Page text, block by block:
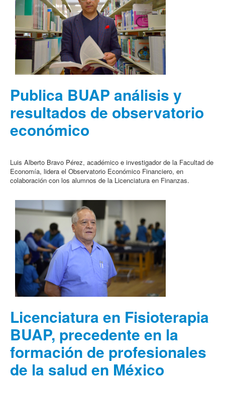
Publica BUAP análisis y
resultados de observatorio
económico
Luis Alberto Bravo Pérez, académico e investigador de la Facultad de
Economía, lidera el Observatorio Económico Financiero, en
colaboración con los alumnos de la Licenciatura en Finanzas.
Licenciatura en Fisioterapia
BUAP, precedente en la
formación de profesionales
de la salud en México